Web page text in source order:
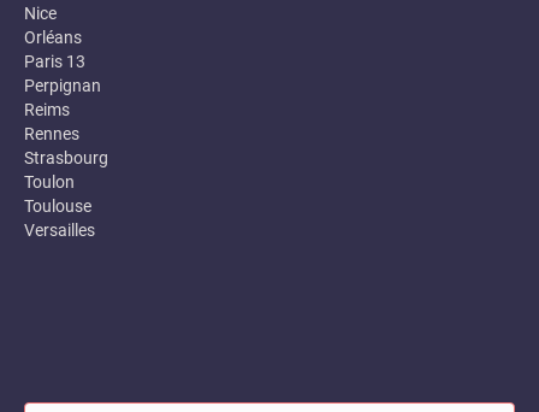
Nice
Orléans
Paris 13
Perpignan
Reims
Rennes
Strasbourg
Toulon
Toulouse
Versailles